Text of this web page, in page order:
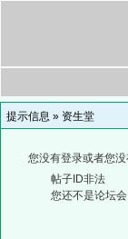
提示信息 » 资生堂
您没有登录或者您
帖子ID非法
您还不是论坛